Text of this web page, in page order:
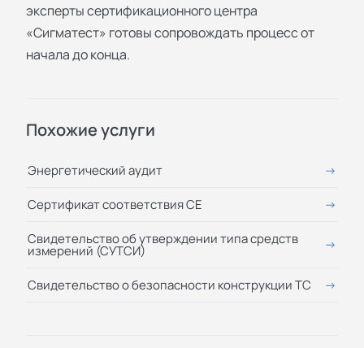
эксперты сертификационного центра
«Сигматест» готовы сопровождать процесс от
начала до конца.
Похожие услуги
Энергетический аудит
Сертификат соответствия СЕ
Свидетельство об утверждении типа средств
измерений (СУТСИ)
Свидетельство о безопасности конструкции ТС